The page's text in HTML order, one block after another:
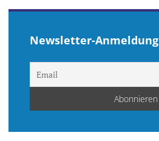
Newsletter-Anmeldung